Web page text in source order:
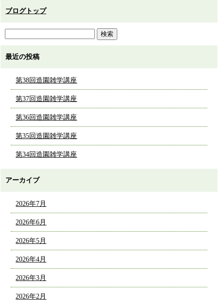
ブログトップ
最近の投稿
第38回造園雑学講座
第37回造園雑学講座
第36回造園雑学講座
第35回造園雑学講座
第34回造園雑学講座
アーカイブ
2026年7月
2026年6月
2026年5月
2026年4月
2026年3月
2026年2月